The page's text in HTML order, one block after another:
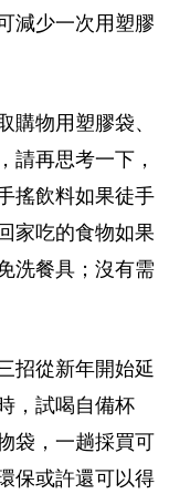
減少一次用塑膠
購物用塑膠袋、
請再思考一下，
搖飲料如果徒手
家吃的食物如果
洗餐具；沒有需
招從新年開始延
，試喝自備杯
袋，一趟採買可
保或許還可以得